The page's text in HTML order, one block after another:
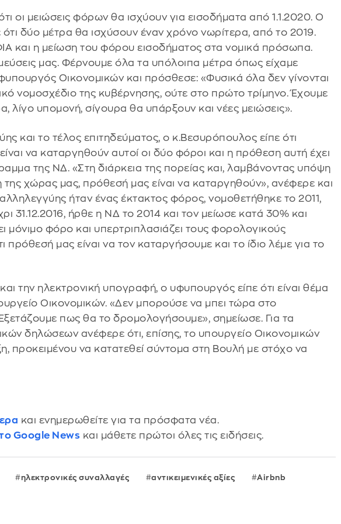
οι μειώσεις φόρων θα ισχύουν για εισοδήματα από 1.1.2020. Ο
δύο μέτρα θα ισχύσουν έναν χρόνο νωρίτερα, από το 2019.
και η μείωση του φόρου εισοδήματος στα νομικά πρόσωπα.
μας. Φέρνουμε όλα τα υπόλοιπα μέτρα όπως είχαμε
Οικονομικών και πρόσθεσε: «Φυσικά όλα δεν γίνονται
νομοσχέδιο της κυβέρνησης, ούτε στο πρώτο τρίμηνο. Έχουμε
λίγο υπομονή, σίγουρα θα υπάρξουν και νέες μειώσεις».
και το τέλος επιτηδεύματος, ο κ.Βεσυρόπουλος είπε ότι
να καταργηθούν αυτοί οι δύο φόροι και η πρόθεση αυτή έχει
της ΝΔ. «Στη διάρκεια της πορείας και, λαμβάνοντας υπόψη
της χώρας μας, πρόθεσή μας είναι να καταργηθούν», ανέφερε και
ήταν ένας έκτακτος φόρος, νομοθετήθηκε το 2011,
31.12.2016, ήρθε η ΝΔ το 2014 και τον μείωσε κατά 30% και
μόνιμο φόρο και υπερτριπλασιάζει τους φορολογικούς
πρόθεσή μας είναι να τον καταργήσουμε και το ίδιο λέμε για το
και την ηλεκτρονική υπογραφή, ο υφυπουργός είπε ότι είναι θέμα
Οικονομικών. «Δεν μπορούσε να μπει τώρα στο
πως θα το δρομολογήσουμε», σημείωσε. Για τα
δηλώσεων ανέφερε ότι, επίσης, το υπουργείο Οικονομικών
προκειμένου να κατατεθεί σύντομα στη Βουλή με στόχο να
και ενημερωθείτε για τα πρόσφατα νέα.
Google News και μάθετε πρώτοι όλες τις ειδήσεις.
ηλεκτρονικές συναλλαγές αντικειμενικές αξίες Airbnb